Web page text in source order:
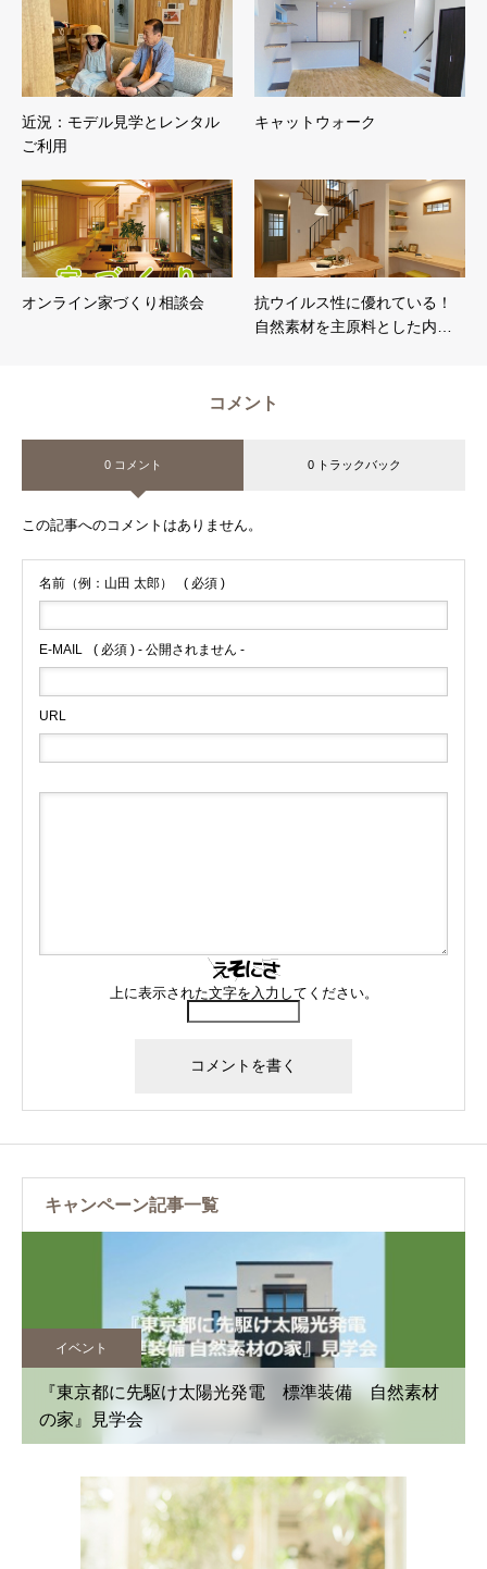
近況：モデル見学とレンタル
ご利用
キャットウォーク
オンライン家づくり相談会
抗ウイルス性に優れている！
自然素材を主原料とした内…
コメント
0 コメント 0 トラックバック
この記事へのコメントはありません。
名前（例：山田 太郎） ( 必須 )
E-MAIL ( 必須 ) - 公開されません -
URL
上に表示された文字を入力してください。
キャンペーン記事一覧
然素材
イベント
OPEN HOUSE